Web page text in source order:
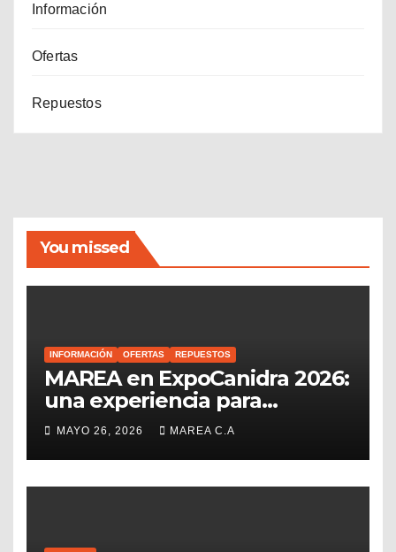
Información
Ofertas
Repuestos
You missed
INFORMACIÓN OFERTAS REPUESTOS
MAREA en ExpoCanidra 2026:
una experiencia para
conectar, crecer y seguir
impulsando el sector
repuestero venezolano
MAYO 26, 2026 MAREA C.A